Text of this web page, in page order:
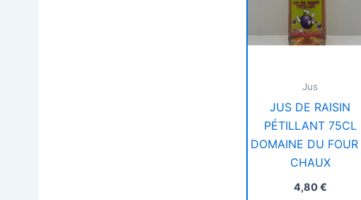
Jus
JUS DE RAISIN
PÉTILLANT 75CL
DOMAINE DU
CHAUX
4,80€